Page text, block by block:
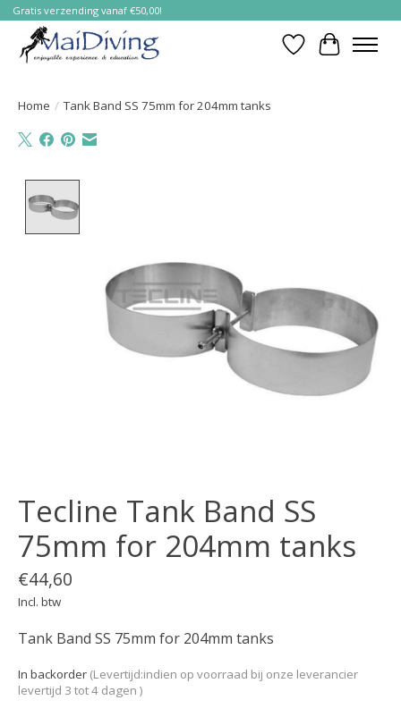
Gratis verzending vanaf €50,00!
Verlanglijst
Home / Tank Band SS 75mm for 204mm tanks
Tecline Tank Band SS
75mm for 204mm tanks
€44,60
Incl. btw
Tank Band SS 75mm for 204mm tanks
In backorder (Levertijd:indien op voorraad bij onze leverancier
levertijd 3 tot 4 dagen )